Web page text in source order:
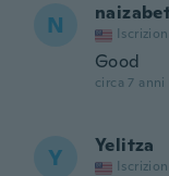
N
Good
circa 7 anni
Y Yelitza